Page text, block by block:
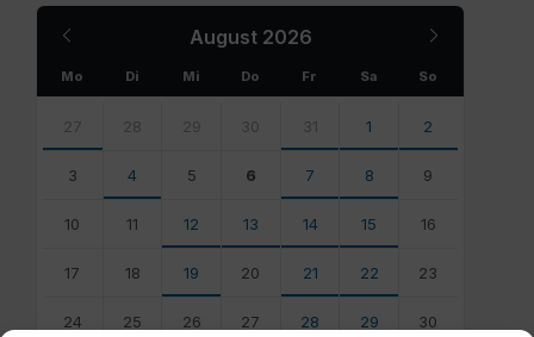
August 2026
Month
Mo Di Mi Do Fr Sa So
calendar
days
27 28 29 30 31 1 2
3 4 5 6 7 8 9
10 11 12 13 14 15 16
17 18 19 20 21 22 23
24 25 26 27 28 29 30